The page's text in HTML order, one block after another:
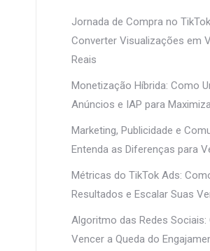
Jornada de Compra no
Converter Visualizações em
Reais
Monetização Híbrida: Como
Anúncios e IAP para
Marketing, Publicidade e
Entenda as Diferenças para
Métricas do TikTok Ads:
Resultados e Escalar Suas
Algoritmo das Redes Sociais:
Vencer a Queda do